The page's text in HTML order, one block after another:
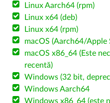
Linux Aarch64 (rpm)
Linux x64 (deb)
Linux x64 (rpm)
macOS (Aarch64/Apple
macOS x86_64 (Este
recentă)
Windows (32 bit,
Windows Aarch64
Windows x86_64 (este